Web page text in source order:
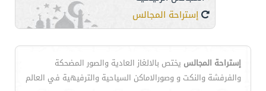
إستراحة المجالس
إستراحة المجالس يختص بالالغاز العادية والصور المضحكة
والفرفشة والنكت و وصورالاماكن السياحية والترفيهية في العالم